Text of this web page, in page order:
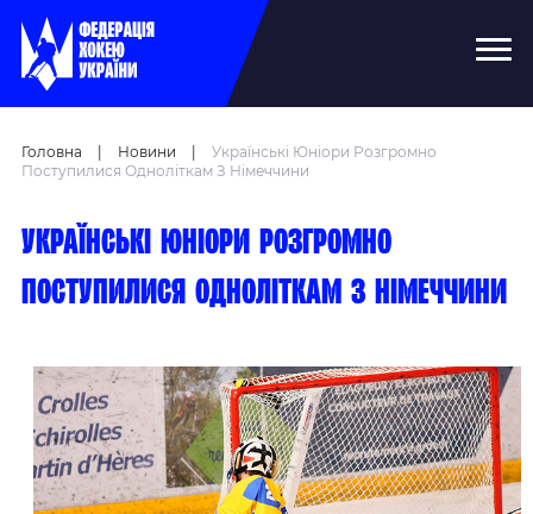
Головна Новини
Українські Юніори Розгромно
Поступилися Одноліткам З Німеччини
Українські юніори розгромно
поступилися одноліткам з Німеччини